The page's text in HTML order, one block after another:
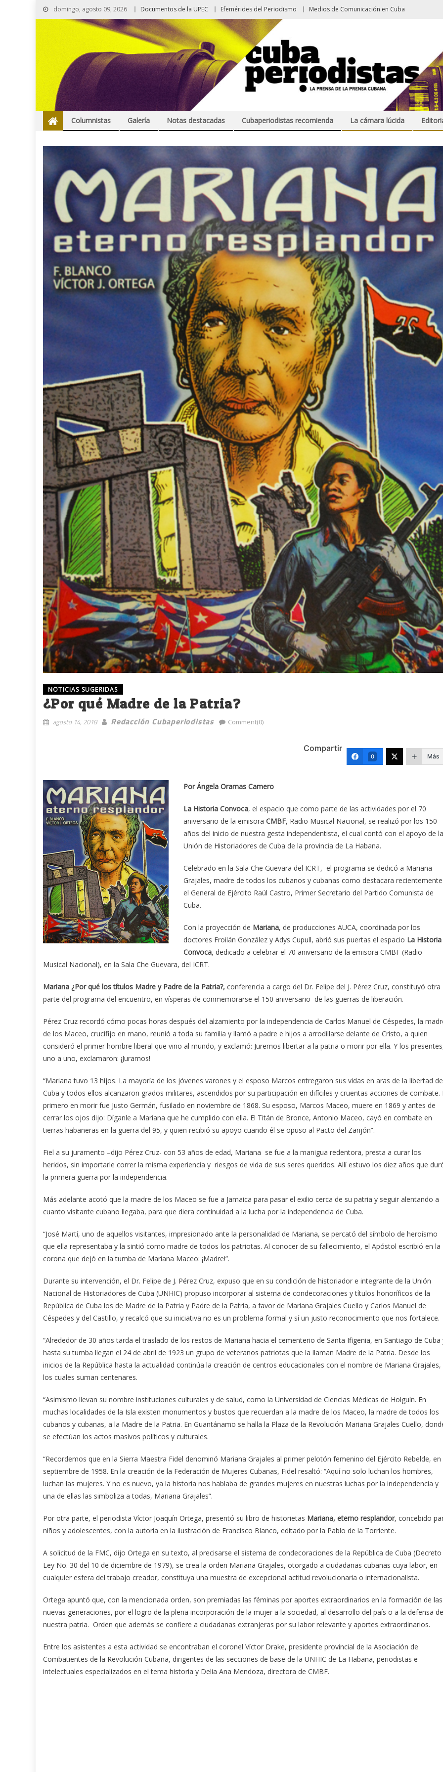
domingo, agosto 09, 2026 Documentos de la UPEC Efemérides del Periodismo Medios de Comunicación en Cuba
Columnistas Galería Notas destacadas Cubaperiodistas recomienda La cámara lúcida
NOTICIAS SUGERIDAS
¿Por qué Madre de la Patria?
agosto 14, 2018 Redacción Cubaperiodistas Comment(0)
Compartir
0 Más
Por Ángela Oramas Camero
La Historia Convoca, el espacio que como parte de las actividades por el 70
aniversario de la emisora CMBF, Radio Musical Nacional, se realizó por los 150
años del inicio de nuestra gesta independentista, el cual contó con el apoyo de la
Unión de Historiadores de Cuba de la provincia de La Habana.
Celebrado en la Sala Che Guevara del ICRT, el programa se dedicó a Mariana
Grajales, madre de todos los cubanos y cubanas como destacara recientemente
el General de Ejército Raúl Castro, Primer Secretario del Partido Comunista de
Cuba.
Con la proyección de Mariana, de producciones AUCA, coordinada por los
doctores Froilán González y Adys Cupull, abrió sus puertas el espacio La Historia
Convoca, dedicado a celebrar el 70 aniversario de la emisora CMBF (Radio
Musical Nacional), en la Sala Che Guevara, del ICRT.
Mariana ¿Por qué los títulos Madre y Padre de la Patria?, conferencia a cargo del Dr. Felipe del J. Pérez Cruz, constituyó otra
parte del programa del encuentro, en vísperas de conmemorarse el 150 aniversario de las guerras de liberación.
Pérez Cruz recordó cómo pocas horas después del alzamiento por la independencia de Carlos Manuel de Céspedes, la
de los Maceo, crucifijo en mano, reunió a toda su familia y llamó a padre e hijos a arrodillarse delante de Cristo, a quien
consideró el primer hombre liberal que vino al mundo, y exclamó: Juremos libertar a la patria o morir por ella. Y los
uno a uno, exclamaron: ¡Juramos!
“Mariana tuvo 13 hijos. La mayoría de los jóvenes varones y el esposo Marcos entregaron sus vidas en aras de la libertad de
Cuba y todos ellos alcanzaron grados militares, ascendidos por su participación en difíciles y cruentas acciones de combate.
primero en morir fue Justo Germán, fusilado en noviembre de 1868. Su esposo, Marcos Maceo, muere en 1869 y antes de
cerrar los ojos dijo: Díganle a Mariana que he cumplido con ella. El Titán de Bronce, Antonio Maceo, cayó en combate en
tierras habaneras en la guerra del 95, y quien recibió su apoyo cuando él se opuso al Pacto del Zanjón”.
Fiel a su juramento –dijo Pérez Cruz- con 53 años de edad, Mariana se fue a la manigua redentora, presta a curar los
heridos, sin importarle correr la misma experiencia y riesgos de vida de sus seres queridos. Allí estuvo los diez años que
la primera guerra por la independencia.
Más adelante acotó que la madre de los Maceo se fue a Jamaica para pasar el exilio cerca de su patria y seguir alentando a
cuanto visitante cubano llegaba, para que diera continuidad a la lucha por la independencia de Cuba.
“José Martí, uno de aquellos visitantes, impresionado ante la personalidad de Mariana, se percató del símbolo de heroísmo
que ella representaba y la sintió como madre de todos los patriotas. Al conocer de su fallecimiento, el Apóstol escribió en la
corona que dejó en la tumba de Mariana Maceo: ¡Madre!”.
Durante su intervención, el Dr. Felipe de J. Pérez Cruz, expuso que en su condición de historiador e integrante de la Unión
Nacional de Historiadores de Cuba (UNHIC) propuso incorporar al sistema de condecoraciones y títulos honoríficos de la
República de Cuba los de Madre de la Patria y Padre de la Patria, a favor de Mariana Grajales Cuello y Carlos Manuel de
Céspedes y del Castillo, y recalcó que su iniciativa no es un problema formal y sí un justo reconocimiento que nos fortalece.
“Alrededor de 30 años tarda el traslado de los restos de Mariana hacia el cementerio de Santa Ifigenia, en Santiago de Cuba
hasta su tumba llegan el 24 de abril de 1923 un grupo de veteranos patriotas que la llaman Madre de la Patria. Desde los
inicios de la República hasta la actualidad continúa la creación de centros educacionales con el nombre de Mariana Grajales,
los cuales suman centenares.
“Asimismo llevan su nombre instituciones culturales y de salud, como la Universidad de Ciencias Médicas de Holguín. En
muchas localidades de la Isla existen monumentos y bustos que recuerdan a la madre de los Maceo, la madre de todos los
cubanos y cubanas, a la Madre de la Patria. En Guantánamo se halla la Plaza de la Revolución Mariana Grajales Cuello,
se efectúan los actos masivos políticos y culturales.
“Recordemos que en la Sierra Maestra Fidel denominó Mariana Grajales al primer pelotón femenino del Ejército Rebelde, en
septiembre de 1958. En la creación de la Federación de Mujeres Cubanas, Fidel resaltó: “Aquí no solo luchan los hombres,
luchan las mujeres. Y no es nuevo, ya la historia nos hablaba de grandes mujeres en nuestras luchas por la independencia y
una de ellas las simboliza a todas, Mariana Grajales”.
Por otra parte, el periodista Víctor Joaquín Ortega, presentó su libro de historietas Mariana, eterno resplandor, concebido
niños y adolescentes, con la autoría en la ilustración de Francisco Blanco, editado por la Pablo de la Torriente.
A solicitud de la FMC, dijo Ortega en su texto, al precisarse el sistema de condecoraciones de la República de Cuba (Decreto
Ley No. 30 del 10 de diciembre de 1979), se crea la orden Mariana Grajales, otorgado a ciudadanas cubanas cuya labor, en
cualquier esfera del trabajo creador, constituya una muestra de excepcional actitud revolucionaria o internacionalista.
Ortega apuntó que, con la mencionada orden, son premiadas las féminas por aportes extraordinarios en la formación de las
nuevas generaciones, por el logro de la plena incorporación de la mujer a la sociedad, al desarrollo del país o a la defensa de
nuestra patria. Orden que además se confiere a ciudadanas extranjeras por su labor relevante y aportes extraordinarios.
Entre los asistentes a esta actividad se encontraban el coronel Víctor Drake, presidente provincial de la Asociación de
Combatientes de la Revolución Cubana, dirigentes de las secciones de base de la UNHIC de La Habana, periodistas e
intelectuales especializados en el tema historia y Delia Ana Mendoza, directora de CMBF.